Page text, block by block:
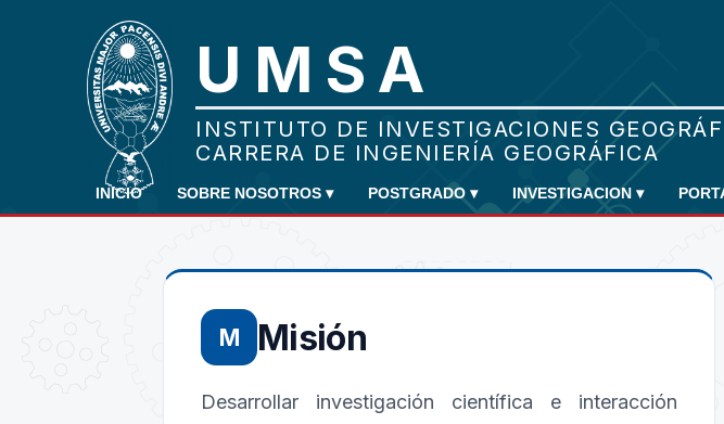
INICIO SOBRE NOSOTROS ▾ POSTGRADO ▾ INVESTIGACION ▾
M Misión
Desarrollar investigación científica e interacción